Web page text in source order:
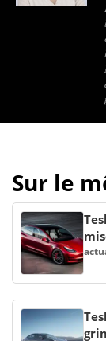
Sur le